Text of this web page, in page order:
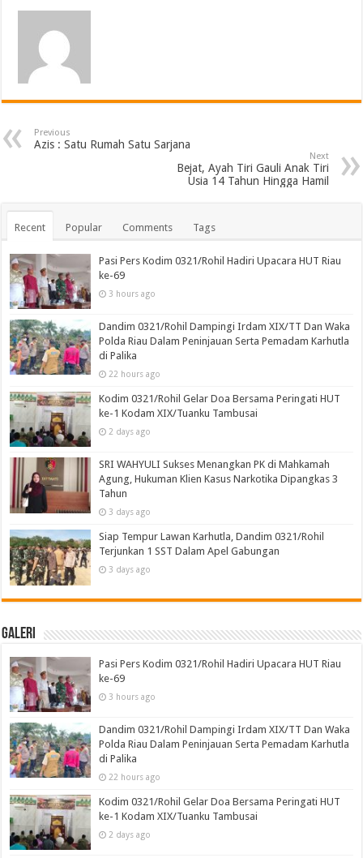
Previous
Azis : Satu Rumah Satu Sarjana
Next
Bejat, Ayah Tiri Gauli Anak Tiri
Usia 14 Tahun Hingga Hamil
Recent Popular Comments Tags
Pasi Pers Kodim 0321/Rohil Hadiri Upacara HUT Riau
ke-69
3 hours ago
Dandim 0321/Rohil Dampingi Irdam XIX/TT Dan Waka
Polda Riau Dalam Peninjauan Serta Pemadam Karhutla
di Palika
22 hours ago
Kodim 0321/Rohil Gelar Doa Bersama Peringati HUT
ke-1 Kodam XIX/Tuanku Tambusai
2 days ago
SRI WAHYULI Sukses Menangkan PK di Mahkamah
Agung, Hukuman Klien Kasus Narkotika Dipangkas 3
Tahun
3 days ago
Siap Tempur Lawan Karhutla, Dandim 0321/Rohil
Terjunkan 1 SST Dalam Apel Gabungan
3 days ago
Galeri
Pasi Pers Kodim 0321/Rohil Hadiri Upacara HUT Riau
ke-69
3 hours ago
Dandim 0321/Rohil Dampingi Irdam XIX/TT Dan Waka
Polda Riau Dalam Peninjauan Serta Pemadam Karhutla
di Palika
22 hours ago
Kodim 0321/Rohil Gelar Doa Bersama Peringati HUT
ke-1 Kodam XIX/Tuanku Tambusai
2 days ago